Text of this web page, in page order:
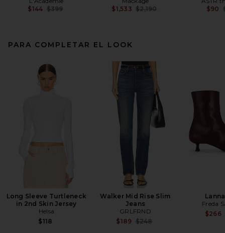
$144 Previous price:
$399
$1,533 Previous price:
$2,190
$90
PARA COMPLETAR EL LOOK
Long Sleeve Turtleneck
in 2nd Skin Jersey
Helsa
$118
Walker Mid Rise Slim
Jeans
GRLFRND
$189 Previous price:
$248
Freda
$266